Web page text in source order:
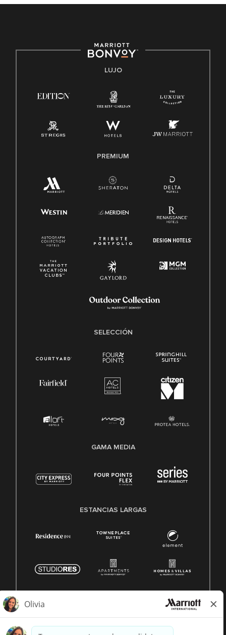
Derecho a trabajar inglés/español
Conozca sus derechos
Ley de licencia familiar y médica (FMLA)
LUJO
PREMIUM
SELECCIÓN
GAMA MEDIA
ESTANCIAS LARGAS